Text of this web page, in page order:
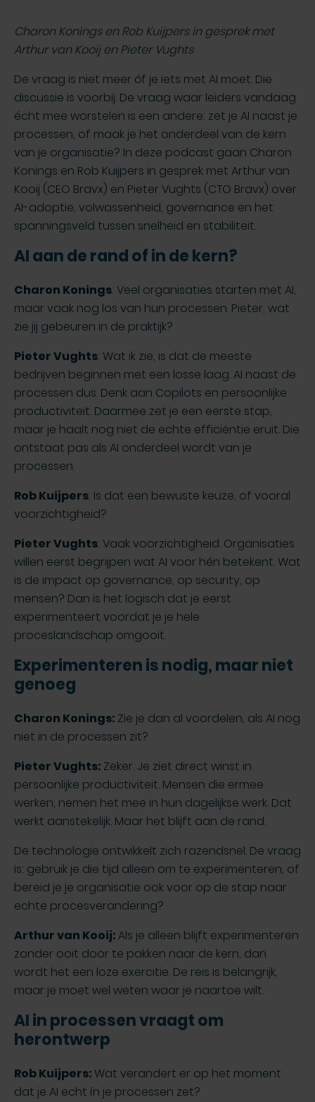
Charon Konings en Rob Kuijpers in gesprek met
Arthur van Kooij en Pieter Vughts
De vraag is niet meer óf je iets met AI moet. Die
discussie is voorbij. De vraag waar leiders vandaag
écht mee worstelen is een andere: zet je AI naast je
processen, of maak je het onderdeel van de kern
van je organisatie? In deze podcast gaan Charon
Konings en Rob Kuijpers in gesprek met Arthur van
Kooij (CEO Bravx) en Pieter Vughts (CTO Bravx) over
AI-adoptie, volwassenheid, governance en het
spanningsveld tussen snelheid en stabiliteit.
AI aan de rand of in de kern?
Charon Konings: Veel organisaties starten met AI,
maar vaak nog los van hun processen. Pieter, wat
zie jij gebeuren in de praktijk?
Pieter Vughts: Wat ik zie, is dat de meeste
bedrijven beginnen met een losse laag. AI naast de
processen dus. Denk aan Copilots en persoonlijke
productiviteit. Daarmee zet je een eerste stap,
maar je haalt nog niet de echte efficiëntie eruit. Die
ontstaat pas als AI onderdeel wordt van je
processen.
Rob Kuijpers: Is dat een bewuste keuze, of vooral
voorzichtigheid?
Pieter Vughts: Vaak voorzichtigheid. Organisaties
willen eerst begrijpen wat AI voor hén betekent. Wat
is de impact op governance, op security, op
mensen? Dan is het logisch dat je eerst
experimenteert voordat je je hele
proceslandschap omgooit.
Experimenteren is nodig, maar niet
genoeg
Charon Konings: Zie je dan al voordelen, als AI nog
niet in de processen zit?
Pieter Vughts: Zeker. Je ziet direct winst in
persoonlijke productiviteit. Mensen die ermee
werken, nemen het mee in hun dagelijkse werk. Dat
werkt aanstekelijk. Maar het blijft aan de rand.
De technologie ontwikkelt zich razendsnel. De vraag
is: gebruik je die tijd alleen om te experimenteren, of
bereid je je organisatie ook voor op de stap naar
echte procesverandering?
Arthur van Kooij:Als je alleen blijft experimenteren
zonder ooit door te pakken naar de kern, dan
wordt het een loze exercitie. De reis is belangrijk,
maar je moet wel weten waar je naartoe wilt.
AI in processen vraagt om
herontwerp
Rob Kuijpers: Wat verandert er op het moment
dat je AI echt ín je processen zet?